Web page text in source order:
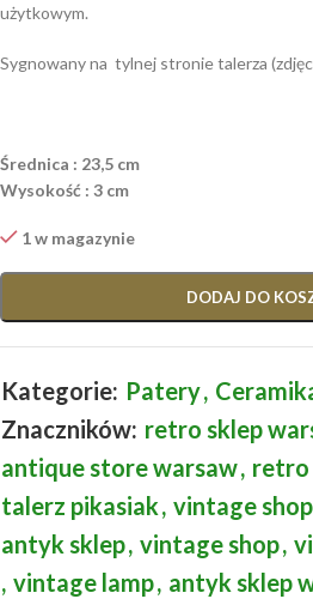
użytkowym.
Sygnowany na tylnej stronie talerza
Średnica : 23,5 cm
Wysokość : 3 cm
1 w magazynie
DODAJ DO
Kategorie: Patery,
Znaczników: retro sklep
antique store warsaw, retro
talerz pikasiak, vintage
antyk sklep, vintage shop,
, vintage lamp, antyk sklep